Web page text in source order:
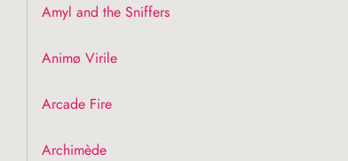
Amyl and the Sniffers
Animø Virile
Arcade Fire
Archimède